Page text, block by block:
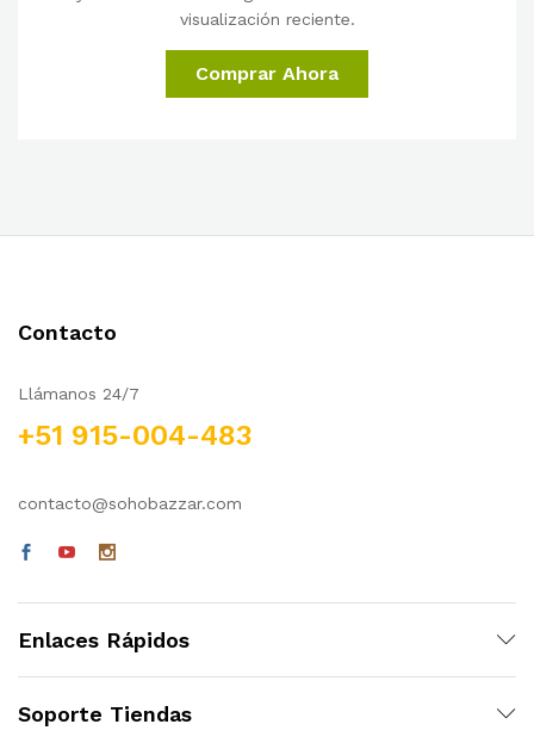
visualización reciente.
Comprar Ahora
Contacto
Llámanos 24/7
+51 915-004-483
contacto@sohobazzar.com
Enlaces Rápidos
Soporte Tiendas